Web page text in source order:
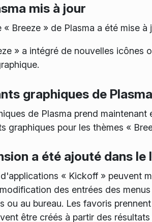
mis à jour
Breeze » de Plasma a été mise
» a intégré de nouvelles icônes
graphiques de Plasma
de Plasma prend
graphiques pour les thèmes «
a été ajouté dans
« Kickoff » peuvent
des entrées des
ou au bureau. Les favoris
être créés à partir des